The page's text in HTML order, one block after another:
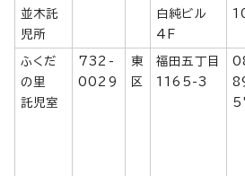
並木託
児所
白純ビル
4F
ふくだ
の里
託児室
732-
0029
東
区
福田五丁目
1165-3